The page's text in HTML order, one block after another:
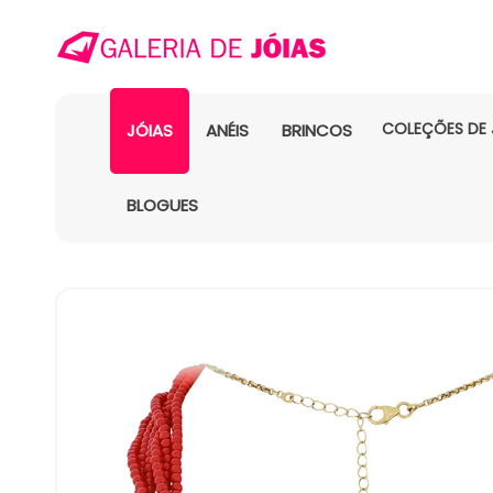
JÓIAS ANÉIS BRINCOS COLEÇÕES DE
BLOGUES